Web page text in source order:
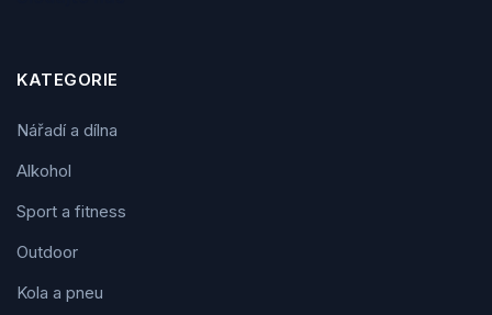
KATEGORIE
Nářadí a dílna
Alkohol
Sport a fitness
Outdoor
Kola a pneu